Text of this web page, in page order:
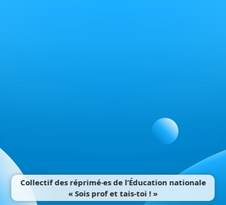
Collectif des réprimé‧es de l’Éducation nationale
« Sois prof et tais-toi ! »